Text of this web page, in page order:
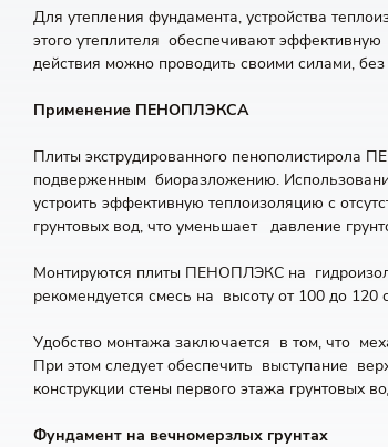
Для утепления фундамента, устройства
этого утеплителя обеспечивают
действия можно проводить своими силами,
Применение ПЕНОПЛЭКСА
Плиты экструдированного
подверженным биоразложению.
устроить эффективную теплоизоляцию с
грунтовых вод, что уменьшает давление
Монтируются плиты ПЕНОПЛЭКС на
рекомендуется смесь на высоту от 100 до 120
Удобство монтажа заключается в том, что
При этом следует обеспечить выступание
конструкции стены первого этажа грунтовых
Фундамент на вечномерзлых грунтах